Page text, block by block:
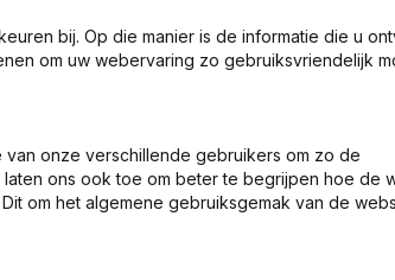
86.119 20,8% €
bij. Op die manier is de informatie die u
om uw webervaring zo gebruiksvriendelijk
onze verschillende gebruikers om zo de
ons ook toe om beter te begrijpen hoe de
om het algemene gebruiksgemak van de